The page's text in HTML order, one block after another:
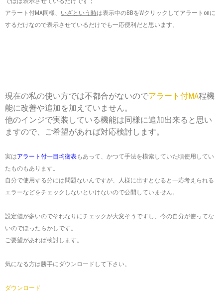
アラート付MA同様、 いざという時は表示中のBBをWクリックしてアラートonに
するだけなので表示させているだけでも一応便利だと思います。
現在の私の使い方では不都合がないのでアラート付MA程機
能に改善や追加を加えていません。
他のインジで実装している機能は同様に追加出来ると思い
ますので、ご希望があれば対応検討します。
実はアラート付一目均衡表もあって、かつて手法を模索していた頃使用してい
たものもあります。
自分で使用する分には問題ないんですが、人様に出すとなると一応考えられる
エラーなどをチェックしないといけないので公開していません。
設定値が多いのでそれなりにチェックが大変そうですし、今の自分が使ってな
いのでほったらかしです。
ご要望があれば検討します。
気になる方は勝手にダウンロードして下さい。
ダウンロード